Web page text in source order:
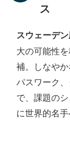
ス
スウェーデ
大の可能性
補。しなや
パスワーク
で、課題の
に世界的名